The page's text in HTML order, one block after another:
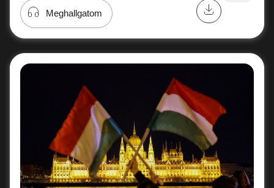
Meghallgatom